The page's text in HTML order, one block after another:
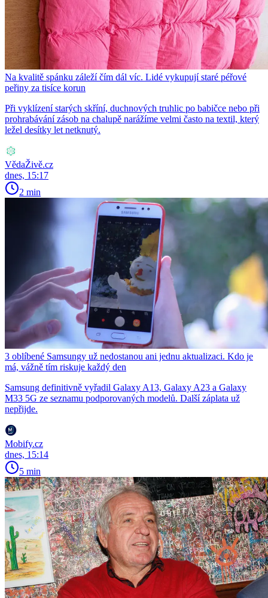
Na kvalitě spánku záleží čím dál víc. Lidé vykupují staré péřové
peřiny za tisíce korun
Při vyklízení starých skříní, duchnových truhlic po babičce nebo při
prohrabávání zásob na chalupě narážíme velmi často na textil, který
ležel desítky let netknutý.
VědaŽivě.cz
dnes, 15:17
2 min
3 oblíbené Samsungy už nedostanou ani jednu aktualizaci. Kdo je
má, vážně tím riskuje každý den
Samsung definitivně vyřadil Galaxy A13, Galaxy A23 a Galaxy
M33 5G ze seznamu podporovaných modelů. Další záplata už
nepřijde.
Mobify.cz
dnes, 15:14
5 min